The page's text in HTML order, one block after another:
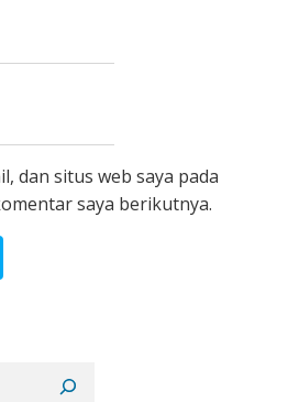
dan situs web saya pada
saya berikutnya.